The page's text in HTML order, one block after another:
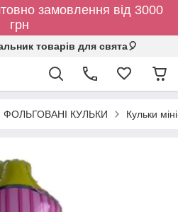
замовлення від 3000
грн
товарів для свята🎈
ФОЛЬГОВАНІ КУЛЬКИ Кульки